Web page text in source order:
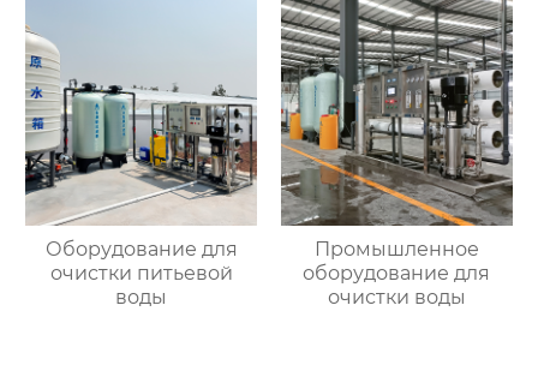
Оборудование для
очистки питьевой
воды
Промышленное
оборудование для
очистки воды